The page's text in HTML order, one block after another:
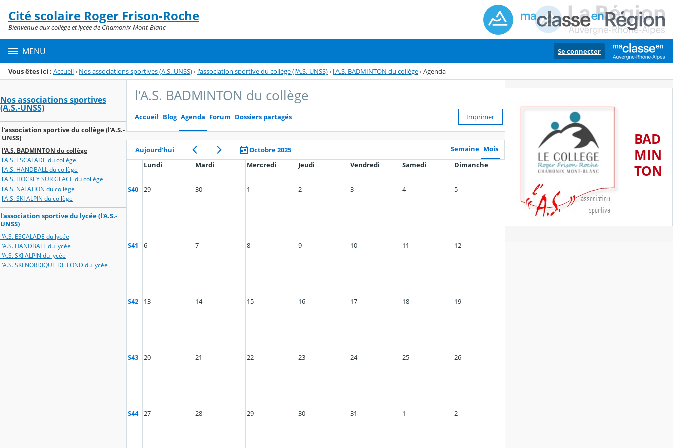
Menu de la rubrique
Contenu
Cité scolaire Roger Frison-Roche
Bienvenue aux collège et lycée de Chamonix-Mont-Blanc
MENU Se connecter
Vous êtes ici : Accueil› Nos associations sportives (A.S.-UNSS)› l'association sportive du collège (l'A.S.-UNSS)› l'A.S. BADMINTON du collège›Agenda
Nos associations sportives
(A.S.-UNSS)
l'association sportive du collège (l'A.S.-
UNSS)
l'A.S. BADMINTON du collège
l'A.S. ESCALADE du collège
l'A.S. HANDBALL du collège
l'A.S. HOCKEY SUR GLACE du collège
l'A.S. NATATION du collège
l'A.S. SKI ALPIN du collège
l'association sportive du lycée (l'A.S.-
UNSS)
l'A.S. ESCALADE du lycée
l'A.S. HANDBALL du lycée
l'A.S. SKI ALPIN du lycée
l'A.S. SKI NORDIQUE DE FOND du lycée
l'A.S. BADMINTON du collège
Accueil Blog Agenda Forum Dossiers partagés Imprimer
Aujourd’hui Octobre 2025 Semaine Mois
Lundi
Mardi Mercredi Jeudi Vendredi Samedi Dimanche
S40 29 30 1 2 3 4 5
S41 6 7 8 9 10 11 12
S42 13 14 15 16 17 18 19
S43 20 21 22 23 24 25 26
S44 27 28 29 30 31 1 2
BAD
MIN
TON